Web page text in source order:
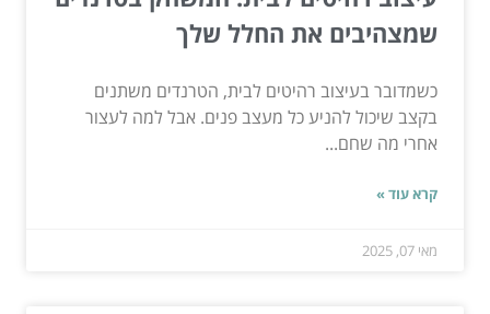
שמצהיבים את החלל שלך
כשמדובר בעיצוב רהיטים לבית, הטרנדים משתנים
בקצב שיכול להניע כל מעצב פנים. אבל למה לעצור
אחרי מה שחם...
קרא עוד »
מאי 07, 2025